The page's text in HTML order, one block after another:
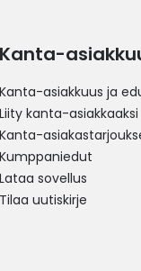
Kanta-
Kanta-asiakkuus ja
Liity kanta-asiakkaaksi
Kanta-
Kumppaniedut
Lataa sovellus
Tilaa uutiskirje